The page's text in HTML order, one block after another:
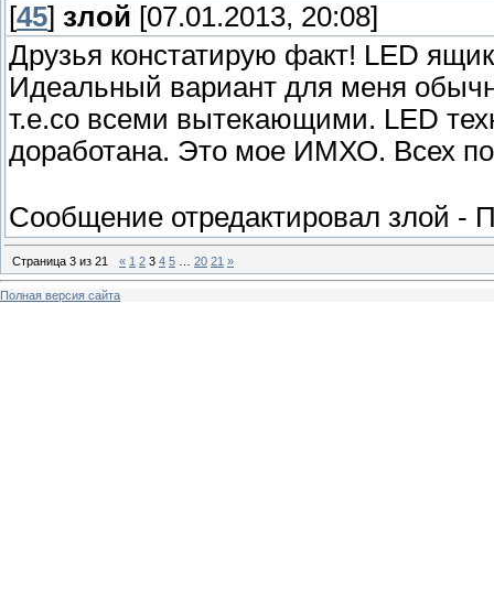
[45] злой [07.01.2013, 20:08]
Друзья констатирую факт! LED
Идеальный вариант для меня
т.е.со всеми вытекающими. LED
доработана. Это мое ИМХО. Всех
Сообщение отредактировал злой -
Страница 3 из 21 « 1 2 3 4 5 20 21 »
Полная версия сайта